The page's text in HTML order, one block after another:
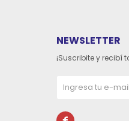
NEWSLETTER
¡Suscribite y recibí